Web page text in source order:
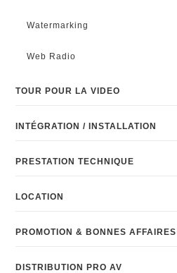
Watermarking
Web Radio
TOUR POUR LA VIDEO
INTÉGRATION / INSTALLATION
PRESTATION TECHNIQUE
LOCATION
PROMOTION & BONNES AFFAIRES
DISTRIBUTION PRO AV